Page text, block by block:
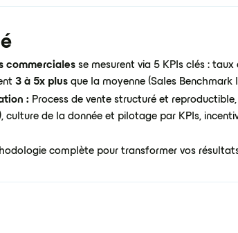
commerciales se mesurent via 5 KPIs clés :
3 à 5x plus que la moyenne (Sales Benchmark
: Process de vente structuré et
culture de la donnée et pilotage par KPIs,
complète pour transformer vos